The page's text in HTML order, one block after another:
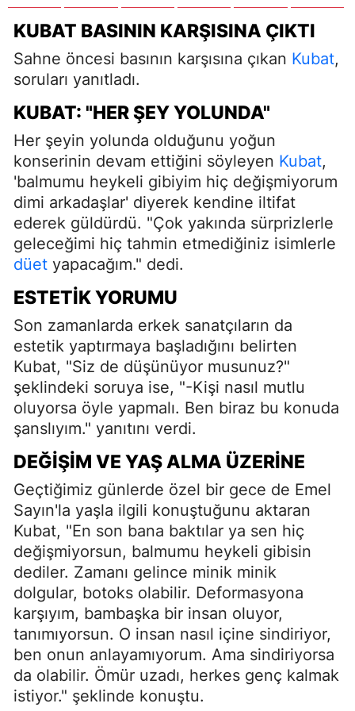
KUBAT BASININ KARŞISINA ÇIKTI
Sahne öncesi basının karşısına çıkan Kubat,
soruları yanıtladı.
KUBAT: "HER ŞEY YOLUNDA"
Her şeyin yolunda olduğunu yoğun
konserinin devam ettiğini söyleyen Kubat,
'balmumu heykeli gibiyim hiç değişmiyorum
dimi arkadaşlar' diyerek kendine iltifat
ederek güldürdü. "Çok yakında sürprizlerle
geleceğimi hiç tahmin etmediğiniz isimlerle
düet yapacağım." dedi.
ESTETIK YORUMU
Son zamanlarda erkek sanatçıların da
estetik yaptırmaya başladığını belirten
Kubat, "Siz de düşünüyor musunuz?"
şeklindeki soruya ise, "-Kişi nasıl mutlu
oluyorsa öyle yapmalı. Ben biraz bu konuda
şanslıyım." yanıtını verdi.
DEĞIŞIM VE YAŞ ALMA ÜZERINE
Geçtiğimiz günlerde özel bir gece de Emel
Sayın'la yaşla ilgili konuştuğunu aktaran
Kubat, "En son bana baktılar ya sen hiç
değişmiyorsun, balmumu heykeli gibisin
dediler. Zamanı gelince minik minik
dolgular, botoks olabilir. Deformasyona
karşıyım, bambaşka bir insan oluyor,
tanımıyorsun. O insan nasıl içine sindiriyor,
ben onun anlayamıyorum. Ama sindiriyorsa
da olabilir. Ömür uzadı, herkes genç kalmak
istiyor." şeklinde konuştu.